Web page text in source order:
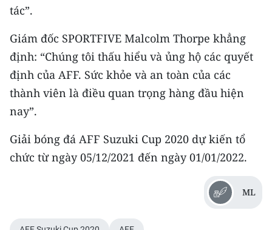
Media Kinh tế
Media Văn hóa
Media Xã hội
Media Pháp luật
Media Du lịch
Media Thế giới
tác”.
Giám đốc SPORTFIVE Malcolm Thorpe khẳng
định: “Chúng tôi thấu hiểu và ủng hộ các quyết
định của AFF. Sức khỏe và an toàn của các
thành viên là điều quan trọng hàng đầu hiện
nay”.
Giải bóng đá AFF Suzuki Cup 2020 dự kiến tổ
chức từ ngày 05/12/2021 đến ngày 01/01/2022.
ML